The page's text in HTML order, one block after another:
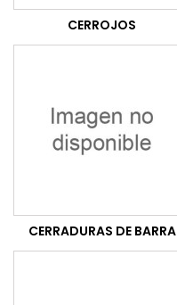
CERROJOS
CERRADURAS DE BARRA